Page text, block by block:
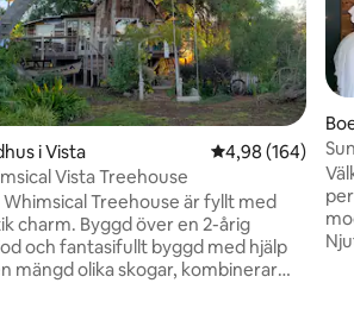
i Vista 4,98 av 5 i
4,98 (164)
Vista Treehouse
Whimsical Treehouse är fyllt med
charm. Byggd över en 2-årig
och fantasifullt byggd med hjälp
mängd olika skogar, kombinerar